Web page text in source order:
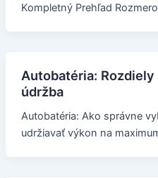
Kompletný Prehľad
Autobatéria:
údržba
Autobatéria: Ako správne
udržiavať výkon na